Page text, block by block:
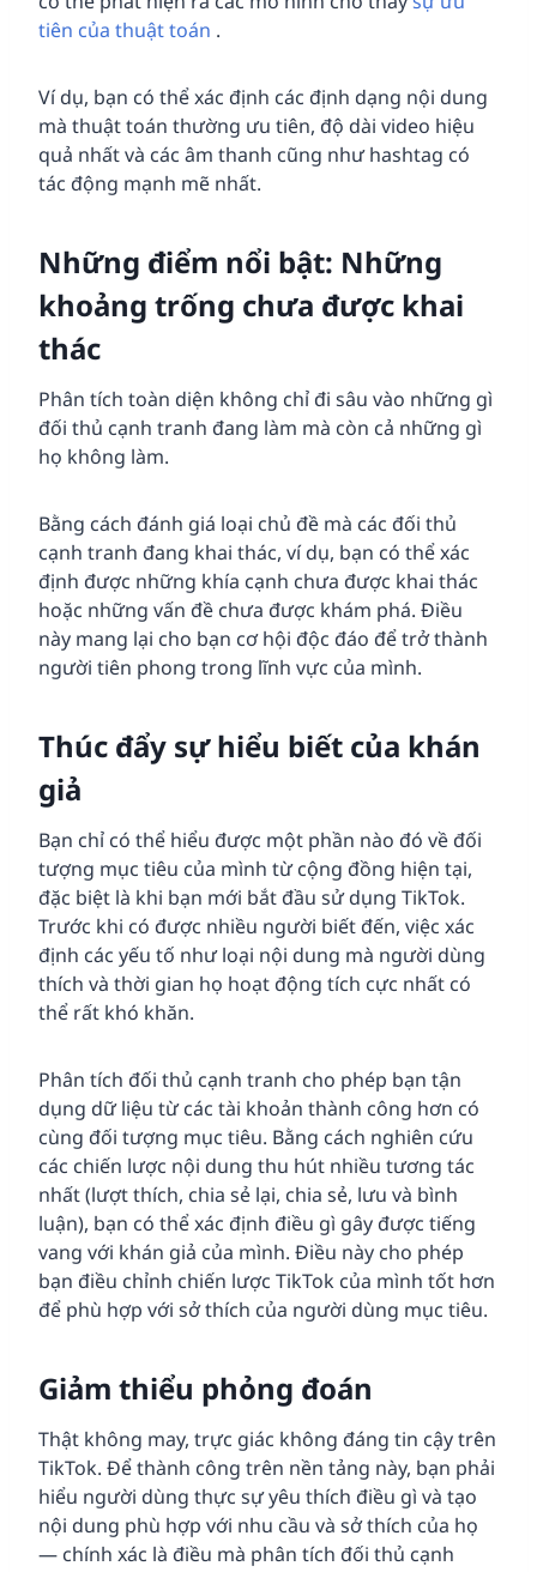
tiên của thuật toán .
Ví dụ, bạn có thể xác định các định dạng nội dung
mà thuật toán thường ưu tiên, độ dài video hiệu
quả nhất và các âm thanh cũng như hashtag có
tác động mạnh mẽ nhất.
Những điểm nổi bật: Những
khoảng trống chưa được khai
thác
Phân tích toàn diện không chỉ đi sâu vào những gì
đối thủ cạnh tranh đang làm mà còn cả những gì
họ không làm.
Bằng cách đánh giá loại chủ đề mà các đối thủ
cạnh tranh đang khai thác, ví dụ, bạn có thể xác
định được những khía cạnh chưa được khai thác
hoặc những vấn đề chưa được khám phá. Điều
này mang lại cho bạn cơ hội độc đáo để trở thành
người tiên phong trong lĩnh vực của mình.
Thúc đẩy sự hiểu biết của khán
giả
Bạn chỉ có thể hiểu được một phần nào đó về đối
tượng mục tiêu của mình từ cộng đồng hiện tại,
đặc biệt là khi bạn mới bắt đầu sử dụng TikTok.
Trước khi có được nhiều người biết đến, việc xác
định các yếu tố như loại nội dung mà người dùng
thích và thời gian họ hoạt động tích cực nhất có
thể rất khó khăn.
Phân tích đối thủ cạnh tranh cho phép bạn tận
dụng dữ liệu từ các tài khoản thành công hơn có
cùng đối tượng mục tiêu. Bằng cách nghiên cứu
các chiến lược nội dung thu hút nhiều tương tác
nhất (lượt thích, chia sẻ lại, chia sẻ, lưu và bình
luận), bạn có thể xác định điều gì gây được tiếng
vang với khán giả của mình. Điều này cho phép
bạn điều chỉnh chiến lược TikTok của mình tốt hơn
để phù hợp với sở thích của người dùng mục tiêu.
Giảm thiểu phỏng đoán
Thật không may, trực giác không đáng tin cậy trên
TikTok. Để thành công trên nền tảng này, bạn phải
hiểu người dùng thực sự yêu thích điều gì và tạo
nội dung phù hợp với nhu cầu và sở thích của họ
— chính xác là điều mà phân tích đối thủ cạnh